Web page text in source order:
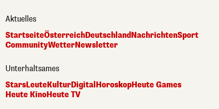
Aktuelles
StartseiteÖsterreichDeutschlandNachrichtenSport
CommunityWetterNewsletter
Unterhaltsames
StarsLeuteKulturDigital HoroskopHeute Games
Heute KinoHeute TV